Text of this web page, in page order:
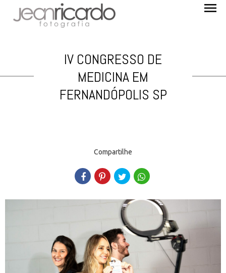
menu
IV CONGRESSO DE
MEDICINA EM
FERNANDÓPOLIS SP
Compartilhe